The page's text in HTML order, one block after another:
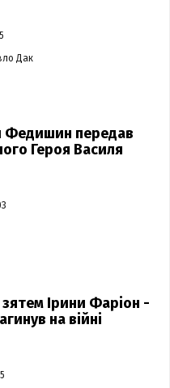
Дак
Федишин передав
Героя Василя
Ірини Фаріон -
на війні